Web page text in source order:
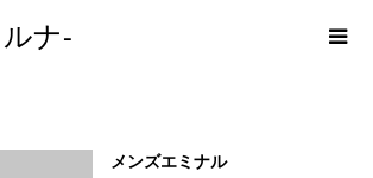
ナ-
メンズエミナル